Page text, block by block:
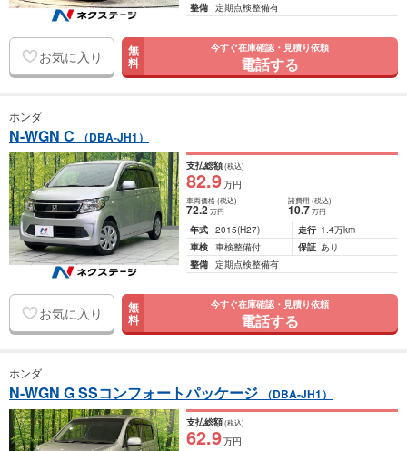
整備 定期点検整備有
お気に入り 無
料
今すぐ在庫確認・見積り依頼
電話する
ホンダ
N-WGN C （DBA-JH1）
支払総額(税込)
82.9万円
車両価格(税込)
72.2万円
諸費用 (税込)
10.7 万円
年式 2015(H27) 走行 1.4万km
車検 車検整備付 保証 あり
整備 定期点検整備有
お気に入り 無
料
今すぐ在庫確認・見積り依頼
電話する
ホンダ
N-WGN G SSコンフォートパッケージ （DBA-JH1）
支払総額(税込)
62.9万円